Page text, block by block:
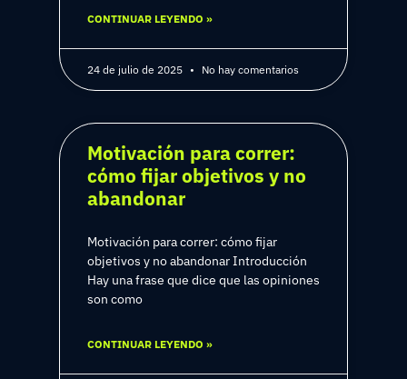
CONTINUAR LEYENDO »
24 de julio de 2025 No hay comentarios
Motivación para correr:
cómo fijar objetivos y no
abandonar
Motivación para correr: cómo fijar
objetivos y no abandonar Introducción
Hay una frase que dice que las opiniones
son como
CONTINUAR LEYENDO »